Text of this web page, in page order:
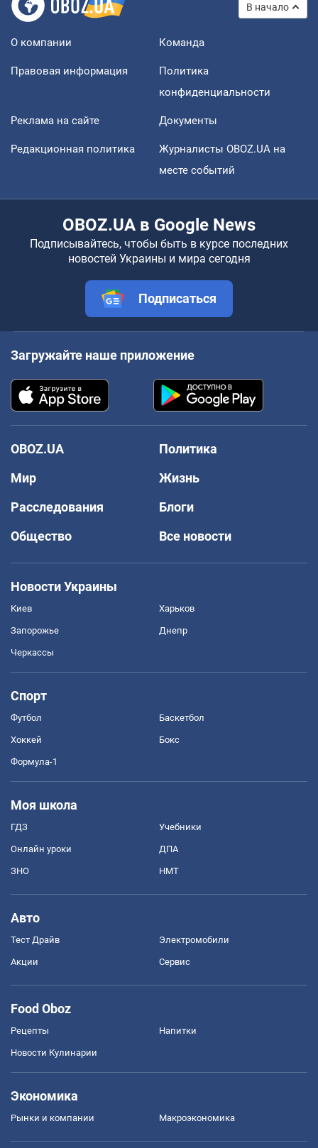
В начало
О компании Команда
Правовая информация
Политика
конфиденциальности
Реклама на сайте Документы
Редакционная политика
Журналисты OBOZ.UA на
месте событий
OBOZ.UA в Google News
Подписывайтесь, чтобы быть в курсе последних
новостей Украины и мира сегодня
Подписаться
Загружайте наше приложение
OBOZ.UA
Политика
Мир
Жизнь
Расследования
Блоги
Общество
Все новости
Новости Украины
Киев Харьков
Запорожье Днепр
Черкассы
Спорт
Футбол Баскетбол
Хоккей Бокс
Формула-1
Моя школа
ГДЗ Учебники
Онлайн уроки ДПА
ЗНО НМТ
Авто
Тест Драйв Электромобили
Акции Сервис
Food Oboz
Рецепты Напитки
Новости Кулинарии
Экономика
Рынки и компании Mакроэкономика